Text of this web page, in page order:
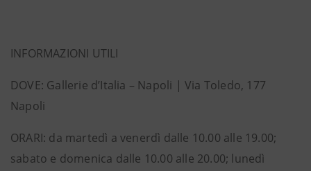
INFORMAZIONI UTILI
DOVE: Gallerie d’Italia – Napoli | Via Toledo, 177
Napoli
ORARI: da martedì a venerdì dalle 10.00 alle 19.00;
sabato e domenica dalle 10.00 alle 20.00; lunedì